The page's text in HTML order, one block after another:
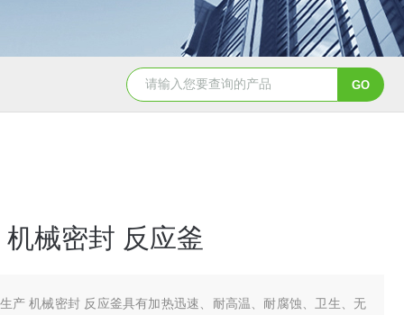
GSH-0.5L0.5L不锈钢磁力密封聚酯反应釜
械密封 反应釜
产 机械密封 反应釜具有加热迅速、耐高温、耐腐蚀、卫生、无